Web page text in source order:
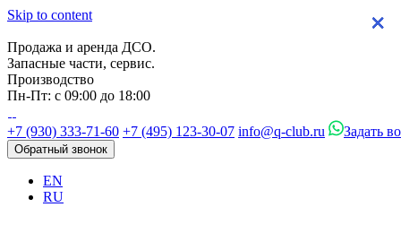
Skip to content
Продажа и аренда ДСО.
Запасные части, сервис.
Производство
Пн-Пт: с 09:00 до 18:00
+7 (930) 333-71-60 +7 (495) 123-30-07 info@q-club.ru Задать
Обратный звонок
EN
RU
×
×
×
×